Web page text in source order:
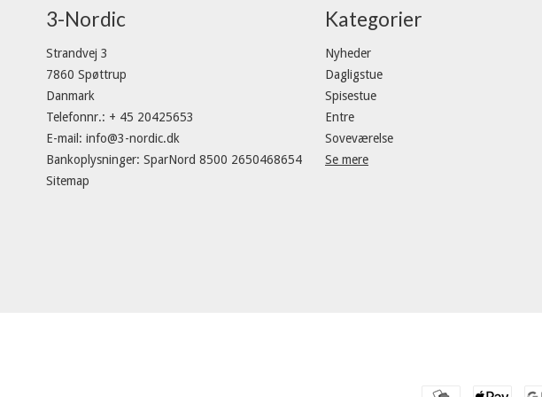
3-Nordic
Strandvej 3
7860 Spøttrup
Danmark
Telefonnr.: + 45 20425653
E-mail : info@3-nordic.dk
Bankoplysninger: SparNord 8500 2650468654
Sitemap
Kategorier
Nyheder
Dagligstue
Spisestue
Entre
Soveværelse
Se mere